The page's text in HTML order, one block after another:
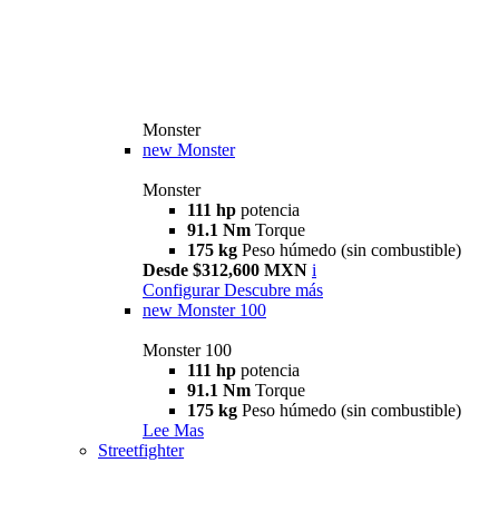
Monster
new Monster
Monster
111 hp potencia
91.1 Nm Torque
175 kg Peso húmedo (sin combustible)
Desde $312,600 MXN i
Configurar Descubre más
new Monster 100
Monster 100
111 hp potencia
91.1 Nm Torque
175 kg Peso húmedo (sin combustible)
Lee Mas
Streetfighter